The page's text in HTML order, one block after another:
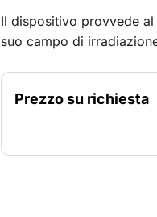
Il dispositivo provvede
suo campo di
all'interno di un ufficio o
Prezzo su richiesta